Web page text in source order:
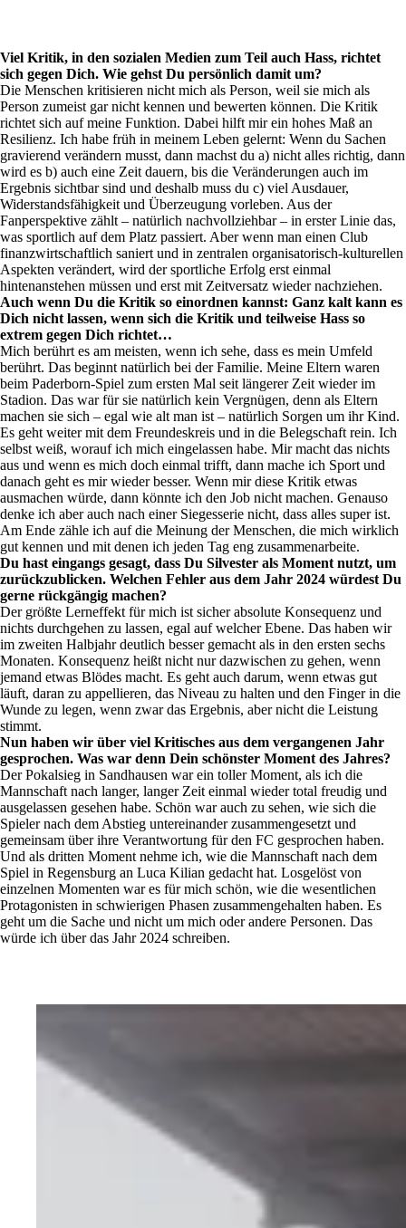
Viel Kritik, in den sozialen Medien zum Teil auch Hass, richtet
sich gegen Dich. Wie gehst Du persönlich damit um?
Die Menschen kritisieren nicht mich als Person, weil sie mich als
Person zumeist gar nicht kennen und bewerten können. Die Kritik
richtet sich auf meine Funktion. Dabei hilft mir ein hohes Maß an
Resilienz. Ich habe früh in meinem Leben gelernt: Wenn du Sachen
gravierend verändern musst, dann machst du a) nicht alles richtig, dann
wird es b) auch eine Zeit dauern, bis die Veränderungen auch im
Ergebnis sichtbar sind und deshalb muss du c) viel Ausdauer,
Widerstandsfähigkeit und Überzeugung vorleben. Aus der
Fanperspektive zählt – natürlich nachvollziehbar – in erster Linie das,
was sportlich auf dem Platz passiert. Aber wenn man einen Club
finanzwirtschaftlich saniert und in zentralen organisatorisch-kulturellen
Aspekten verändert, wird der sportliche Erfolg erst einmal
hintenanstehen müssen und erst mit Zeitversatz wieder nachziehen.
Auch wenn Du die Kritik so einordnen kannst: Ganz kalt kann es
Dich nicht lassen, wenn sich die Kritik und teilweise Hass so
extrem gegen Dich richtet…
Mich berührt es am meisten, wenn ich sehe, dass es mein Umfeld
berührt. Das beginnt natürlich bei der Familie. Meine Eltern waren
beim Paderborn-Spiel zum ersten Mal seit längerer Zeit wieder im
Stadion. Das war für sie natürlich kein Vergnügen, denn als Eltern
machen sie sich – egal wie alt man ist – natürlich Sorgen um ihr Kind.
Es geht weiter mit dem Freundeskreis und in die Belegschaft rein. Ich
selbst weiß, worauf ich mich eingelassen habe. Mir macht das nichts
aus und wenn es mich doch einmal trifft, dann mache ich Sport und
danach geht es mir wieder besser. Wenn mir diese Kritik etwas
ausmachen würde, dann könnte ich den Job nicht machen. Genauso
denke ich aber auch nach einer Siegesserie nicht, dass alles super ist.
Am Ende zähle ich auf die Meinung der Menschen, die mich wirklich
gut kennen und mit denen ich jeden Tag eng zusammenarbeite.
Du hast eingangs gesagt, dass Du Silvester als Moment nutzt, um
zurückzublicken. Welchen Fehler aus dem Jahr 2024 würdest Du
gerne rückgängig machen?
Der größte Lerneffekt für mich ist sicher absolute Konsequenz und
nichts durchgehen zu lassen, egal auf welcher Ebene. Das haben wir
im zweiten Halbjahr deutlich besser gemacht als in den ersten sechs
Monaten. Konsequenz heißt nicht nur dazwischen zu gehen, wenn
jemand etwas Blödes macht. Es geht auch darum, wenn etwas gut
läuft, daran zu appellieren, das Niveau zu halten und den Finger in die
Wunde zu legen, wenn zwar das Ergebnis, aber nicht die Leistung
stimmt.
Nun haben wir über viel Kritisches aus dem vergangenen Jahr
gesprochen. Was war denn Dein schönster Moment des Jahres?
Der Pokalsieg in Sandhausen war ein toller Moment, als ich die
Mannschaft nach langer, langer Zeit einmal wieder total freudig und
ausgelassen gesehen habe. Schön war auch zu sehen, wie sich die
Spieler nach dem Abstieg untereinander zusammengesetzt und
gemeinsam über ihre Verantwortung für den FC gesprochen haben.
Und als dritten Moment nehme ich, wie die Mannschaft nach dem
Spiel in Regensburg an Luca Kilian gedacht hat. Losgelöst von
einzelnen Momenten war es für mich schön, wie die wesentlichen
Protagonisten in schwierigen Phasen zusammengehalten haben. Es
geht um die Sache und nicht um mich oder andere Personen. Das
würde ich über das Jahr 2024 schreiben.